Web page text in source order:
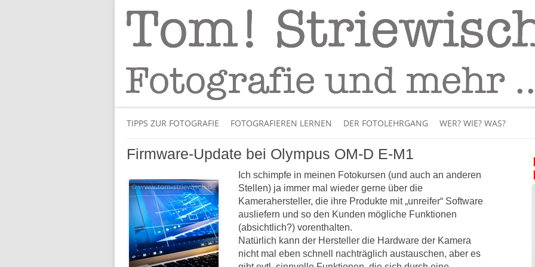
Tom! Striewisch – Fotografieren lernen
Tipps und Tricks und Meinungen zur Fotografie
to
TIPPS ZUR FOTOGRAFIE FOTOGRAFIEREN LERNEN DER FOTOLEHRGANG WER? WIE? WAS?
BÜCHER
PANORAMAFOTOGRAFIE
Firmware-Update bei Olympus OM-D E-M1
Ich schimpfe in meinen Fotokursen (und auch an anderen
Stellen) ja immer mal wieder gerne über die
Kamerahersteller, die ihre Produkte mit „unreifer“ Software
ausliefern und so den Kunden mögliche Funktionen
(absichtlich?) vorenthalten.
Natürlich kann der Hersteller die Hardware der Kamera
nicht mal eben schnell nachträglich austauschen, aber es